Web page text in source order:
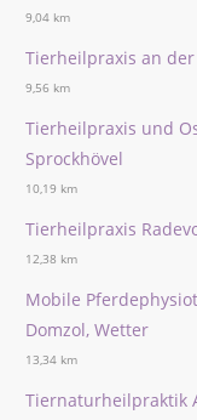
9,04 km
Tierheilpraxis an
9,56 km
Tierheilpraxis und
Sprockhövel
10,19 km
Tierheilpraxis
12,38 km
Mobile
Domzol, Wetter
13,34 km
Tiernaturheilpraktik